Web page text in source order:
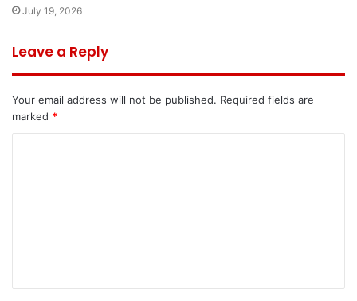
July 19, 2026
Leave a Reply
Your email address will not be published. Required fields are
marked *
t